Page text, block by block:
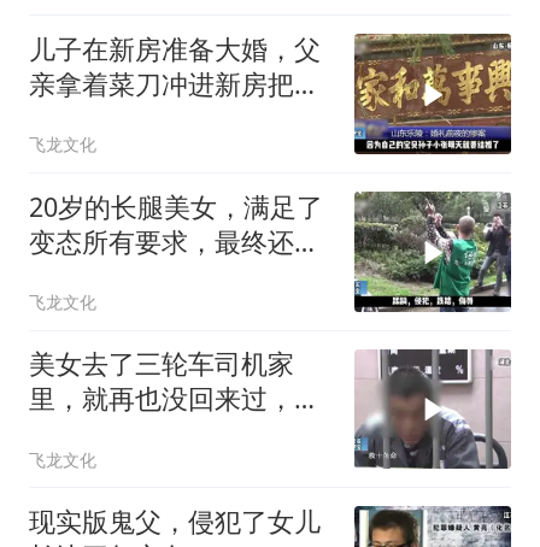
儿子在新房准备大婚，父
亲拿着菜刀冲进新房把儿
飞龙文化
20岁的长腿美女，满足了
变态所有要求，最终还是
飞龙文化
美女去了三轮车司机家
里，就再也没回来过，最
飞龙文化
现实版鬼父，侵犯了女儿